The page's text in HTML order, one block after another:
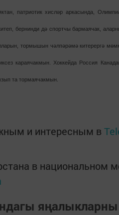
патриотик хисләр аркасында,
бернинди дә спортчы бармаячак,
тормышын чәл­пәрәмә ки­терергә
караячакмын. Хоккейда Россия
та тормаячакмын.
и интересным в
в национальном
яңалыкларны